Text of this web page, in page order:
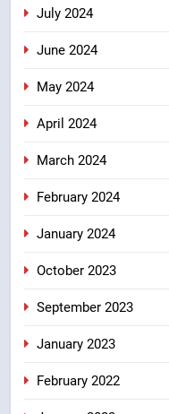
July 2024
June 2024
May 2024
April 2024
March 2024
February 2024
January 2024
October 2023
September 2023
January 2023
February 2022